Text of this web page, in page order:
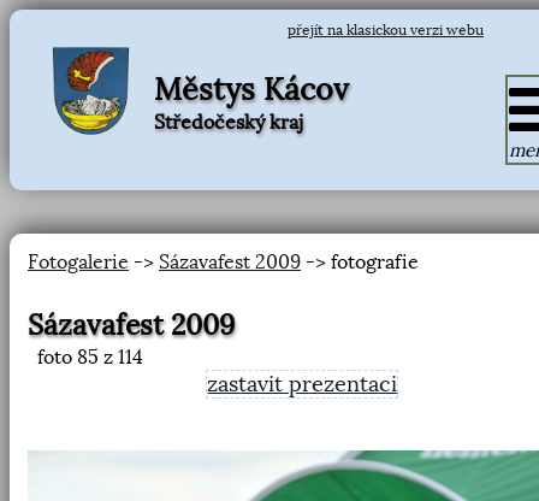
přejít na klasickou verzi webu
Městys Kácov
Středočeský kraj
Fotogalerie -> Sázavafest 2009 -> fotografie
Sázavafest 2009
foto 85 z 114
zastavit prezentaci